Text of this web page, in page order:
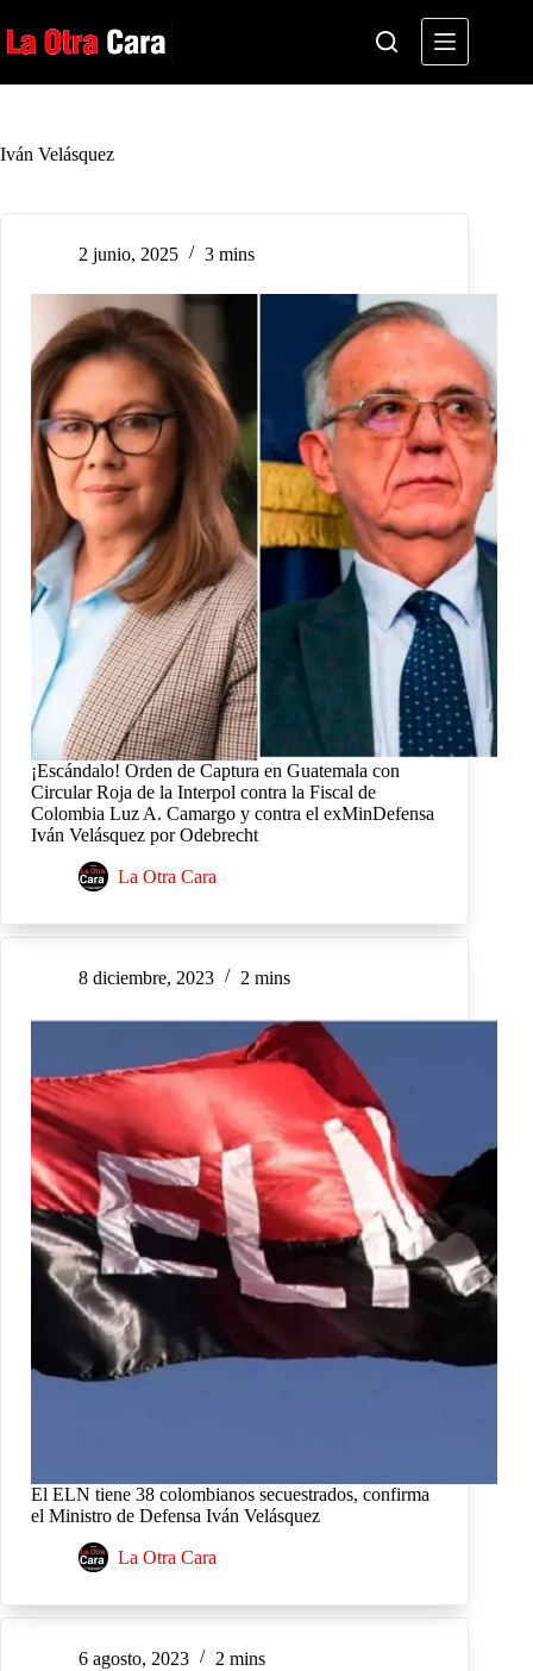
al
contenido
Iván Velásquez
2 junio, 2025 3 mins
¡Escándalo! Orden de Captura en Guatemala con
Circular Roja de la Interpol contra la Fiscal de
Colombia Luz A. Camargo y contra el exMinDefensa
Iván Velásquez por Odebrecht
La Otra Cara
8 diciembre, 2023 2 mins
El ELN tiene 38 colombianos secuestrados, confirma
el Ministro de Defensa Iván Velásquez
La Otra Cara
6 agosto, 2023 2 mins